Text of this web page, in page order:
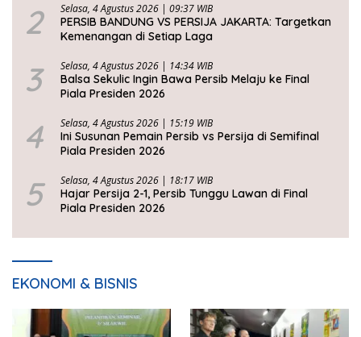
2 Selasa, 4 Agustus 2026 | 09:37 WIB
PERSIB BANDUNG VS PERSIJA JAKARTA: Targetkan
Kemenangan di Setiap Laga
3 Selasa, 4 Agustus 2026 | 14:34 WIB
Balsa Sekulic Ingin Bawa Persib Melaju ke Final
Piala Presiden 2026
4 Selasa, 4 Agustus 2026 | 15:19 WIB
Ini Susunan Pemain Persib vs Persija di Semifinal
Piala Presiden 2026
5 Selasa, 4 Agustus 2026 | 18:17 WIB
Hajar Persija 2-1, Persib Tunggu Lawan di Final
Piala Presiden 2026
EKONOMI & BISNIS